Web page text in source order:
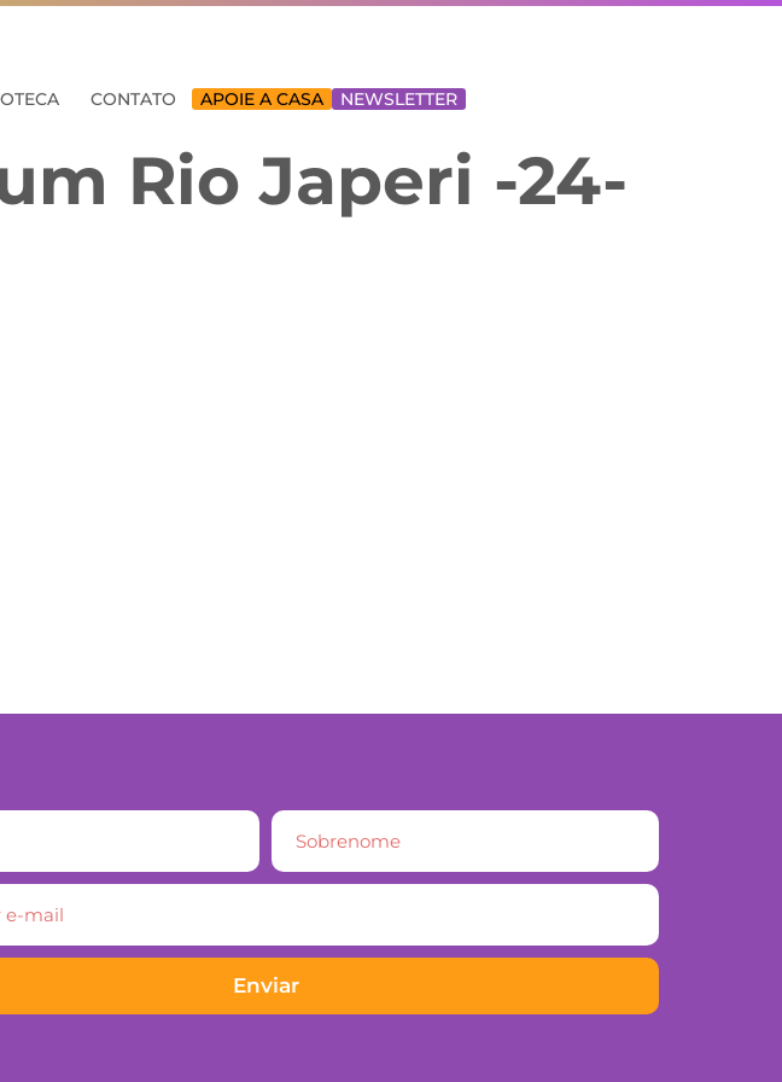
CONTATO APOIE A CASA NEWSLETTER
Rio Japeri -24-
Enviar